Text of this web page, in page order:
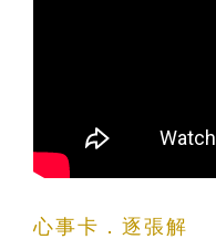
心事卡．逐張解